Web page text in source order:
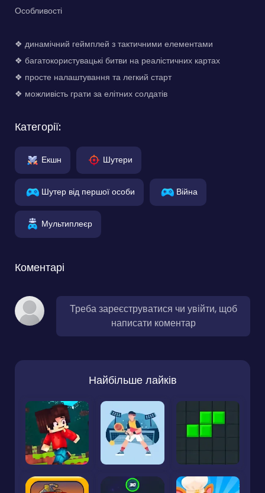
Особливості
❖ динамічний геймплей з тактичними елементами
❖ багатокористувацькі битви на реалістичних картах
❖ просте налаштування та легкий старт
❖ можливість грати за елітних солдатів
Категорії:
Екшн Шутери
Шутер від першої особи Війна
Мультиплеєр
Коментарі
Треба зареєструватися чи увійти, щоб
написати коментар
Найбільше лайків